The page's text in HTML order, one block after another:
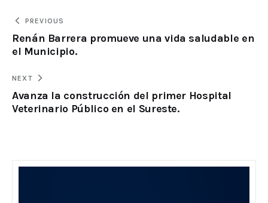
PREVIOUS
Renán Barrera promueve una vida saludable en
el Municipio.
NEXT
Avanza la construcción del primer Hospital
Veterinario Público en el Sureste.